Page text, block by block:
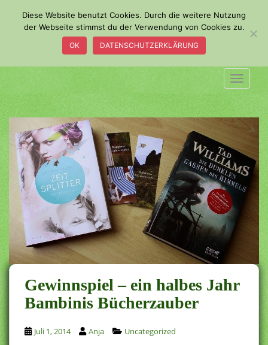
a
i
n
c
o
n
t
e
n
t
Gewinnspiel – ein halbes Jahr
Bambinis Bücherzauber
Juli 1, 2014 Anja Uncategorized
Diese Website benutzt Cookies. Durch die weitere Nutzung
der Webseite stimmst du der Verwendung von Cookies zu.
OK DATENSCHUTZERKLÄRUNG